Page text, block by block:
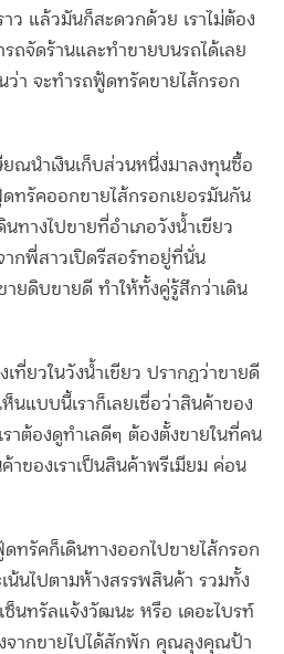
ว แล้วมันก็สะดวกด้วย เราไม่ต้อง
ถจัดร้านและทำขายบนรถได้เลย
ว่า จะทำรถฟู้ดทรัคขายไส้กรอก
ณนำเงินเก็บส่วนหนึ่งมาลงทุนซื้อ
ทรัคออกขายไส้กรอกเยอรมันกัน
ทางไปขายที่อำเภอวังน้ำเขียว
ากพี่สาวเปิดรีสอร์ทอยู่ที่นั่น
ายดิบขายดี ทำให้ทั้งคู่รู้สึกว่าเดิน
เที่ยวในวังน้ำเขียว ปรากฏว่าขายดี
นแบบนี้เราก็เลยเชื่อว่าสินค้าของ
ราต้องดูทำเลดีๆ ต้องตั้งขายในที่คน
าของเราเป็นสินค้าพรีเมียม ค่อน
ทรัคก็เดินทางออกไปขายไส้กรอก
น้นไปตามห้างสรรพสินค้า รวมทั้ง
นทรัลแจ้งวัฒนะ หรือ เดอะไบรท์
จากขายไปได้สักพัก คุณลุงคุณป้า